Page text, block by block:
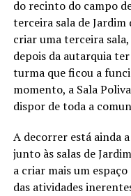
do recinto do campo
terceira sala de Jardim
criar uma terceira
depois da autarquia
turma que ficou a
momento, a Sala
dispor de toda a
A decorrer está ainda
junto às salas de
a criar mais um
das atividades